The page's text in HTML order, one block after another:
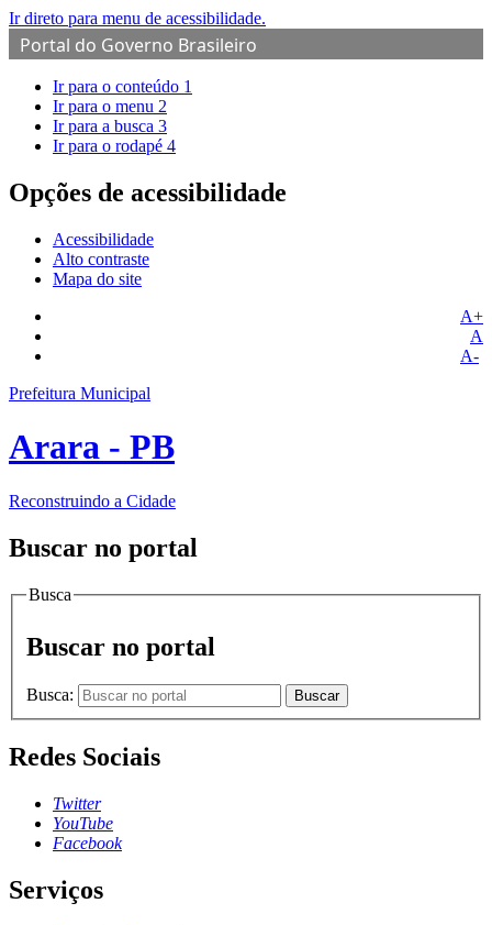
Ir direto para menu de acessibilidade.
Portal do Governo Brasileiro
Ir para o conteúdo 1
Ir para o menu 2
Ir para a busca 3
Ir para o rodapé 4
Opções de acessibilidade
Acessibilidade
Alto contraste
Mapa do site
A+
A
A-
Prefeitura Municipal
Arara - PB
Reconstruindo a Cidade
Buscar no portal
Busca
Buscar no portal
Busca: Buscar
Redes Sociais
Twitter
YouTube
Facebook
Serviços